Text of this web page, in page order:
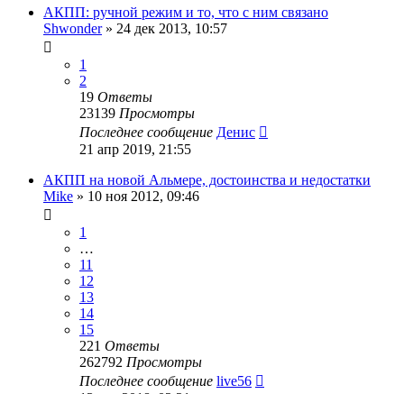
АКПП: ручной режим и то, что с ним связано
Shwonder» 24 дек 2013, 10:57
1
2
19 Ответы
23139 Просмотры
Последнее сообщение Денис
21 апр 2019, 21:55
АКПП на новой Альмере, достоинства и недостатки
Mike » 10 ноя 2012, 09:46
1
…
11
12
13
14
15
221 Ответы
262792 Просмотры
Последнее сообщение live56